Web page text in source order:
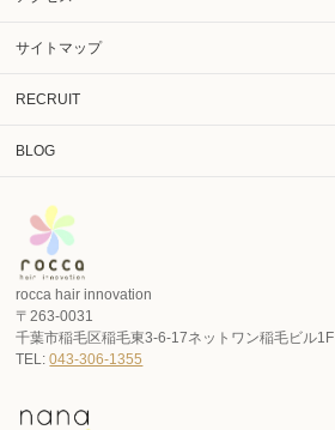
サイトマップ
RECRUIT
BLOG
rocca hair innovation
〒263-0031
千葉市稲毛区稲毛東3-6-17ネットワン稲毛ビル1F
TEL:043-306-1355